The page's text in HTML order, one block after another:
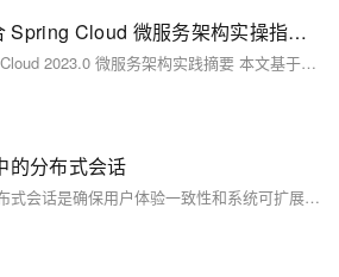
Spring Boot 3.2 结合 Spring Cloud 微服务架构实操指南 现代分布式应用系统构建实战教程
Spring Boot 3.2 + Spring Cloud 2023.0 微服务架构实践摘要 本文基于Spring Boot 3.2.5和Spring Cloud 2023.0.1最新稳定版本，演示现代微服务架构的构建过程。主要内容包括： 技术栈选择：采用Spring Cloud Netflix Eureka 4.1.0作为服务注册中心，Resilience4j 2.1.0替代Hystrix实现熔断机制，配合OpenFeign和Gateway等组件。 核心实操步骤： 搭建Eureka注册中心服务 构建商品
的分布式会话
在微服务架构中，管理分布式会话是确保用户体验一致性和系统可扩展性的关键挑战。本文探讨了在 Spring 框架下实现分布式会话管理的多种方法，包括集中式会话存储和客户端会话存储（如 Cookie），并分析了它们的优缺点。同时，文章还涵盖了与分布式会话相关的安全考虑，如数据加密、令牌验证、安全 Cookie 政策以及服务间身份验证。此外，文中强调了分布式会话在提升系统可扩展性、增强可用性、实现数据一致性及优化资源利用方面的显著优势。通过合理选择会话管理策略，结合 Spring 提供的强大工具，开发人员可以在保证系统鲁棒性的同时，提供无缝的用户体验。